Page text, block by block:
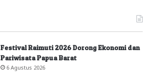
Festival Raimuti 2026 Dorong Ekonomi dan
Pariwisata Papua Barat
6 Agustus 2026